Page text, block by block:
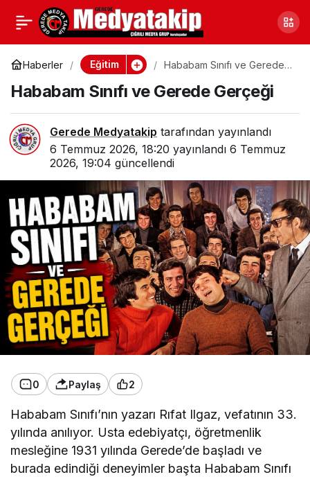
Haberler Eğitim
Hababam Sınıfı ve Gerede
Hababam Sınıfı ve Gerede Gerçeği
Gerede Medyatakip tarafından yayınlandı
6 Temmuz 2026, 18:20 yayınlandı 6 Temmuz
2026, 19:04 güncellendi
0 Paylaş 2
Hababam Sınıfı’nın yazarı Rıfat Ilgaz, vefatının 33.
yılında anılıyor. Usta edebiyatçı, öğretmenlik
mesleğine 1931 yılında Gerede’de başladı ve
burada edindiği deneyimler başta Hababam Sınıfı
Hababam Sınıfı ve
Gerede Gerçeği
0